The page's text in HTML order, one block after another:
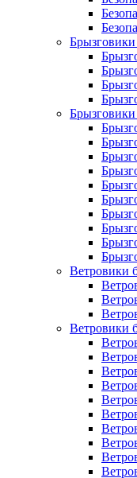
Брызговики
Ветровики
Ветровики